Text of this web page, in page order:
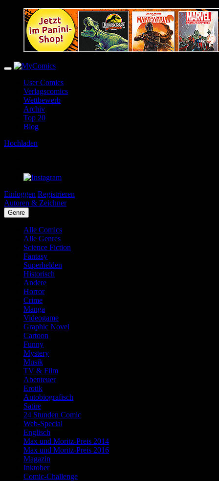
User Comics
Verlagscomics
Wettbewerb
Archiv
Top 20
Blog
Hochladen
Einloggen Registrieren
Autoren & Zeichner
Genre
Alle Comics
Alle Genres
Science Fiction
Fantasy
Superhelden
Historisch
Andere
Horror
Crime
Manga
Videogame
Graphic Novel
Cartoon
Funny
Mystery
Musik
TV & Film
Abenteuer
Erotik
Autobiografisch
Satire
24 Stunden Comic
Web-Special
Englisch
Max und Moritz-Preis 2014
Max und Moritz-Preis 2016
Magazin
Inktober
Comic-Challenge